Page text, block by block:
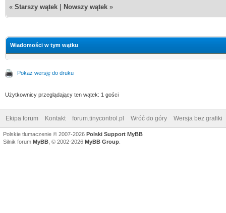
« Starszy wątek Nowszy wątek »
Wiadomości w tym wątku
Pokaż wersję do druku
Użytkownicy przeglądający ten wątek: 1 gości
Ekipa forum Kontakt forum.tinycontrol.pl Wróć do góry Wersja bez grafiki
Polskie tłumaczenie © 2007-2026 Polski Support MyBB
Silnik forum MyBB , © 2002-2026 MyBB Group